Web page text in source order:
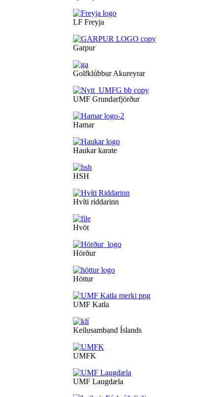
LF Freyja
Garpur
Golfklúbbur Akureyrar
UMF Grundarfjörður
Hamar
Haukar karate
HSH
Hvíti riddarinn
Hvöt
Hörður
Höttur
UMF Katla
Keilusamband Íslands
UMFK
UMF Laugdæla